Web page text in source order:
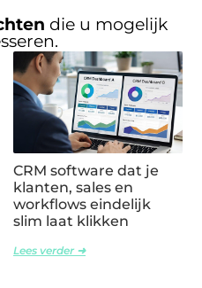
die u mogelijk
CRM software dat je
klanten, sales en
workflows eindelijk
slim laat klikken
Lees verder ➜